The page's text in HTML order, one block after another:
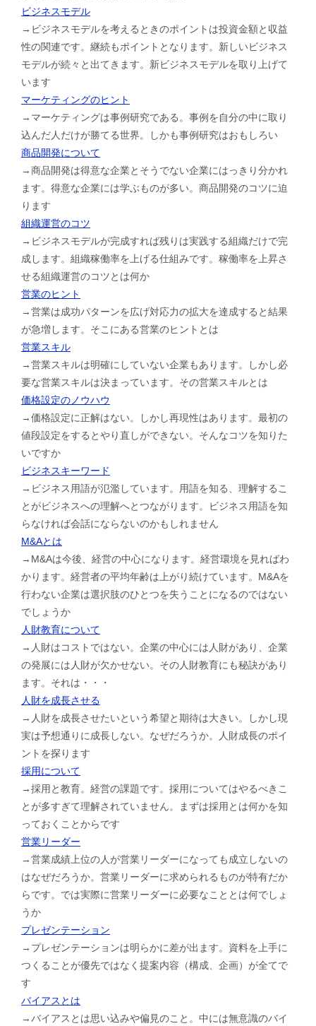
ビジネスモデル
→ビジネスモデルを考えるときのポイントは投資金額と収益
性の関連です。継続もポイントとなります。新しいビジネス
モデルが続々と出てきます。新ビジネスモデルを取り上げて
います
マーケティングのヒント
→マーケティングは事例研究である。事例を自分の中に取り
込んだ人だけが勝てる世界。しかも事例研究はおもしろい
商品開発について
→商品開発は得意な企業とそうでない企業にはっきり分かれ
ます。得意な企業には学ぶものが多い。商品開発のコツに迫
ります
組織運営のコツ
→ビジネスモデルが完成すれば残りは実践する組織だけで完
成します。組織稼働率を上げる仕組みです。稼働率を上昇さ
せる組織運営のコツとは何か
営業のヒント
→営業は成功パターンを広げ対応力の拡大を達成すると結果
が急増します。そこにある営業のヒントとは
営業スキル
→営業スキルは明確にしていない企業もあります。しかし必
要な営業スキルは決まっています。その営業スキルとは
価格設定のノウハウ
→価格設定に正解はない。しかし再現性はあります。最初の
値段設定をするとやり直しができない。そんなコツを知りた
いですか
ビジネスキーワード
→ビジネス用語が氾濫しています。用語を知る、理解するこ
とがビジネスへの理解へとつながります。ビジネス用語を知
らなければ会話にならないのかもしれません
M&Aとは
→M&Aは今後、経営の中心になります。経営環境を見ればわ
かります。経営者の平均年齢は上がり続けています。M&Aを
行わない企業は選択肢のひとつを失うことになるのではない
でしょうか
人財教育について
→人財はコストではない。企業の中心には人財があり、企業
の発展には人財が欠かせない。その人財教育にも秘訣があり
ます。それは・・・
人財を成長させる
→人財を成長させたいという希望と期待は大きい。しかし現
実は予想通りに成長しない。なぜだろうか。人財成長のポイ
ントを探ります
採用について
→採用と教育。経営の課題です。採用についてはやるべきこ
とが多すぎて理解されていません。まずは採用とは何かを知
っておくことからです
営業リーダー
→営業成績上位の人が営業リーダーになっても成立しないの
はなぜだろうか。営業リーダーに求められるものが特有だか
らです。では実際に営業リーダーに必要なこととは何でしょ
うか
プレゼンテーション
→プレゼンテーションは明らかに差が出ます。資料を上手に
つくることが優先ではなく提案内容（構成、企画）が全てで
す
バイアスとは
→バイアスとは思い込みや偏見のこと。中には無意識のバイ